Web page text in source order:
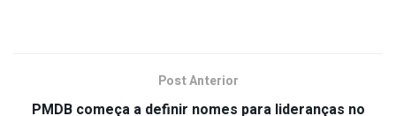
Post Anterior
PMDB começa a definir nomes para lideranças no